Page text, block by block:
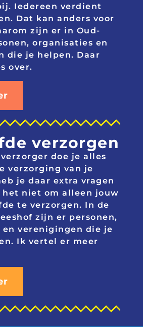
Iedereen verdient
Dat kan anders voor
zijn er in Oud-
organisaties en
die je helpen. Daar
over.
verzorgen
doe je alles
verzorging van je
je daar extra vragen
het niet om alleen jouw
te verzorgen. In de
zijn er personen,
verenigingen die je
Ik vertel er meer